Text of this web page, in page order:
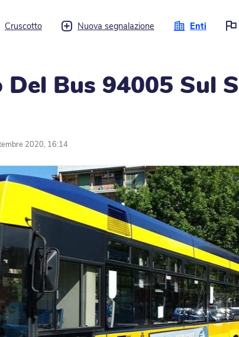
Cruscotto Nuova segnalazione Enti
Bus 94005 Sul
2020, 16:14